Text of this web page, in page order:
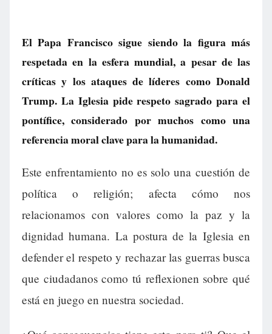
El Papa Francisco sigue siendo la figura más
respetada en la esfera mundial, a pesar de las
críticas y los ataques de líderes como Donald
Trump. La Iglesia pide respeto sagrado para el
pontífice, considerado por muchos como una
referencia moral clave para la humanidad.
Este enfrentamiento no es solo una cuestión de
política o religión; afecta cómo nos
relacionamos con valores como la paz y la
dignidad humana. La postura de la Iglesia en
defender el respeto y rechazar las guerras busca
que ciudadanos como tú reflexionen sobre qué
está en juego en nuestra sociedad.